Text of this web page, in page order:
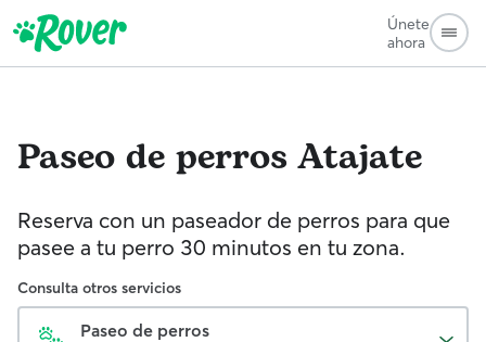
Únete
ahora
Paseo de perrosAtajate
Reserva con un paseador de perros para que
pasee a tu perro 30 minutos en tu zona.
Consulta otros servicios
Paseo de perros